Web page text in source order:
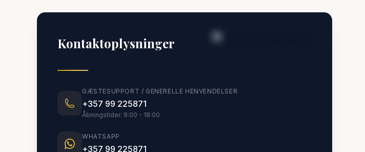
Kontaktoplysninger
GÆSTESUPPORT / GENERELLE HENVENDELSER
+357 99 225871
Åbningstider: 9:00 - 18:00
WHATSAPP
+357 99 225871